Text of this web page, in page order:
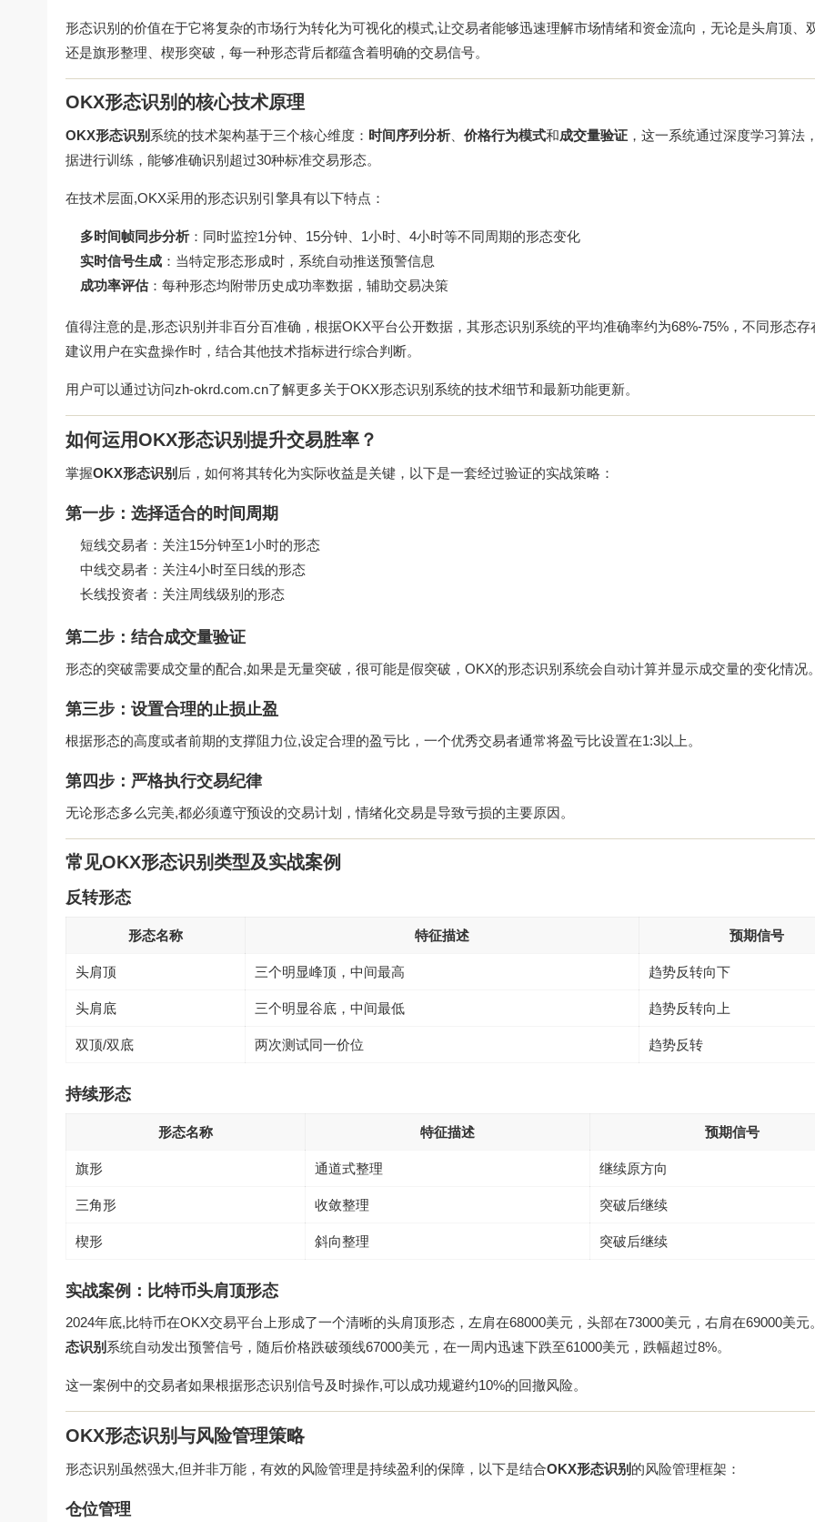
形态识别的价值在于它将复杂的市场行为转化为可视化的模式,让交易者能够迅速理解市场情绪和资金流向，无论是头肩顶、
还是旗形整理、楔形突破，每一种形态背后都蕴含着明确的交易信号。
OKX形态识别的核心技术原理
OKX形态识别 系统的技术架构基于三个核心维度： 时间序列分析 价格行为模式和成交量验证 ，这一系统通过深度学习算法
据进行训练，能够准确识别超过30种标准交易形态。
在技术层面,OKX采用的形态识别引擎具有以下特点：
多时间帧同步分析 ：同时监控1分钟、15分钟、1小时、4小时等不同周期的形态变化
实时信号生成 ：当特定形态形成时，系统自动推送预警信息
成功率评估：每种形态均附带历史成功率数据，辅助交易决策
值得注意的是,形态识别并非百分百准确，根据OKX平台公开数据，其形态识别系统的平均准确率约为68%-75%，不同形态存
建议用户在实盘操作时，结合其他技术指标进行综合判断。
用户可以通过访问zh-okrd.com.cn了解更多关于OKX形态识别系统的技术细节和最新功能更新。
如何运用OKX形态识别提升交易胜率？
掌握OKX形态识别 后，如何将其转化为实际收益是关键，以下是一套经过验证的实战策略：
第一步：选择适合的时间周期
短线交易者：关注15分钟至1小时的形态
中线交易者：关注4小时至日线的形态
长线投资者：关注周线级别的形态
第二步：结合成交量验证
形态的突破需要成交量的配合,如果是无量突破，很可能是假突破，OKX的形态识别系统会自动计算并显示成交量的变化情况。
第三步：设置合理的止损止盈
根据形态的高度或者前期的支撑阻力位,设定合理的盈亏比，一个优秀交易者通常将盈亏比设置在1:3以上。
第四步：严格执行交易纪律
无论形态多么完美,都必须遵守预设的交易计划，情绪化交易是导致亏损的主要原因。
常见OKX形态识别类型及实战案例
反转形态
形态名称 特征描述 预期信号
头肩顶 三个明显峰顶，中间最高 趋势反转向下
头肩底 三个明显谷底，中间最低 趋势反转向上
双顶/双底 两次测试同一价位 趋势反转
持续形态
形态名称 特征描述 预期信号
旗形 通道式整理 继续原方向
三角形 收敛整理 突破后继续
楔形 斜向整理 突破后继续
实战案例：比特币头肩顶形态
2024年底,比特币在OKX交易平台上形成了一个清晰的头肩顶形态，左肩在68000美元，头部在73000美元，右肩在69000美元。
态识别 系统自动发出预警信号，随后价格跌破颈线67000美元，在一周内迅速下跌至61000美元，跌幅超过8%。
这一案例中的交易者如果根据形态识别信号及时操作,可以成功规避约10%的回撤风险。
OKX形态识别与风险管理策略
形态识别虽然强大,但并非万能，有效的风险管理是持续盈利的保障，以下是结合OKX形态识别 的风险管理框架：
仓位管理